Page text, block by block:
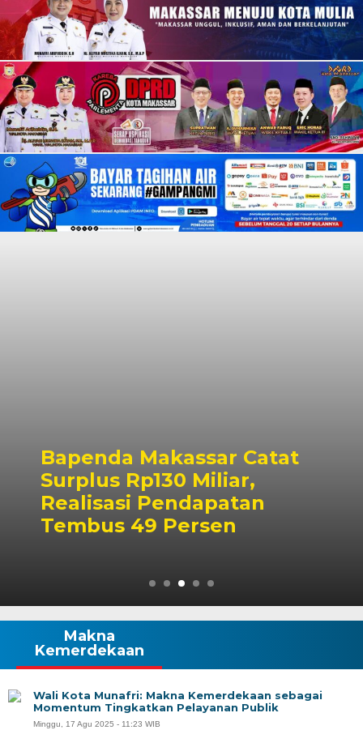
Bapenda Makassar Catat
Surplus Rp130 Miliar,
Realisasi Pendapatan
Tembus 49 Persen
Makna
Kemerdekaan
Wali Kota Munafri: Makna Kemerdekaan sebagai
Momentum Tingkatkan Pelayanan Publik
Minggu, 17 Agu 2025 - 11:23 WIB